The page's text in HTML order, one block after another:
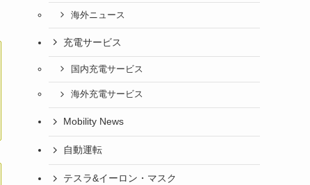
海外ニュース
充電サービス
国内充電サービス
海外充電サービス
Mobility News
自動運転
テスラ&イーロン・マスク